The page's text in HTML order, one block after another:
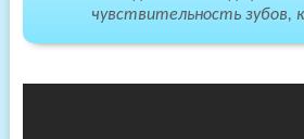
чувствительность зубов,